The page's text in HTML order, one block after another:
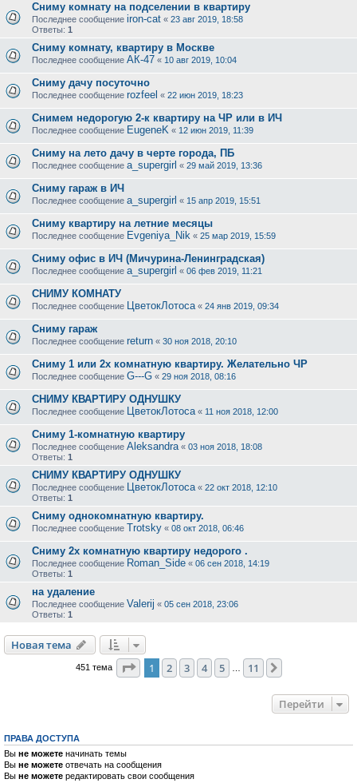
Сниму комнату на подселении в квартиру
Последнее сообщение iron-cat « 23 авг 2019, 18:58
Ответы: 1
Сниму комнату, квартиру в Москве
Последнее сообщение АК-47 « 10 авг 2019, 10:04
Сниму дачу посуточно
Последнее сообщение rozfeel « 22 июн 2019, 18:23
Снимем недорогую 2-к квартиру на ЧР или в ИЧ
Последнее сообщение EugeneK « 12 июн 2019, 11:39
Сниму на лето дачу в черте города, ПБ
Последнее сообщение a_supergirl « 29 май 2019, 13:36
Сниму гараж в ИЧ
Последнее сообщение a_supergirl « 15 апр 2019, 15:51
Сниму квартиру на летние месяцы
Последнее сообщение Evgeniya_Nik « 25 мар 2019, 15:59
Сниму офис в ИЧ (Мичурина-Ленинградская)
Последнее сообщение a_supergirl « 06 фев 2019, 11:21
СНИМУ КОМНАТУ
Последнее сообщение ЦветокЛотоса « 24 янв 2019, 09:34
Сниму гараж
Последнее сообщение return « 30 ноя 2018, 20:10
Сниму 1 или 2х комнатную квартиру. Желательно ЧР
Последнее сообщение G---G « 29 ноя 2018, 08:16
СНИМУ КВАРТИРУ ОДНУШКУ
Последнее сообщение ЦветокЛотоса « 11 ноя 2018, 12:00
Сниму 1-комнатную квартиру
Последнее сообщение Aleksandra « 03 ноя 2018, 18:08
Ответы: 1
СНИМУ КВАРТИРУ ОДНУШКУ
Последнее сообщение ЦветокЛотоса « 22 окт 2018, 12:10
Ответы: 1
Сниму однокомнатную квартиру.
Последнее сообщение Trotsky « 08 окт 2018, 06:46
Сниму 2х комнатную квартиру недорого .
Последнее сообщение Roman_Side « 06 сен 2018, 14:19
Ответы: 1
на удаление
Последнее сообщение Valerij « 05 сен 2018, 23:06
Ответы: 1
Новая тема
451 тема Страница из 11
1 2 3 4 5 11
Перейти
ПРАВА ДОСТУПА
Вы не можете начинать темы
Вы не можете отвечать на сообщения
Вы не можете редактировать свои сообщения